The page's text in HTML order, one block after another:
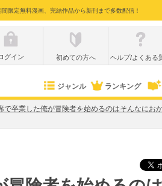
限定無料漫画、完結作品から新刊まで多数配信！
グイン 初めての方へ ヘルプ/よくある
ジャンル ランキング
で卒業した俺が冒険者を始めるのはそんなにお